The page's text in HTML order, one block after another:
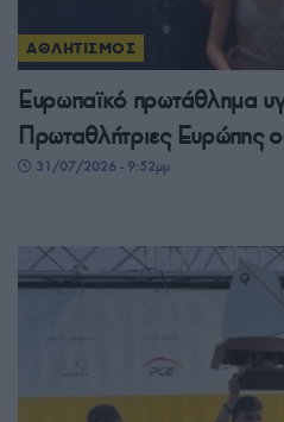
ΑΘΛΗΤΙΣΜΟΣ
Ευρωπαϊκό πρωτάθλημα
Πρωταθλήτριες Ευρώπης
31/07/2026 - 9:52μμ